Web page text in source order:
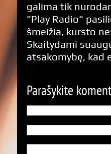
galima tik
"Play Radio"
šmeižia, kursto
Skaitydami
atsakomybę, kad
Parašykite